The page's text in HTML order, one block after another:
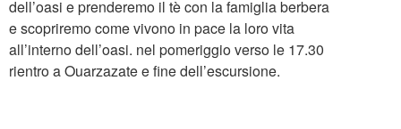
dell’oasi e prenderemo il tè con la famiglia berbera
e scopriremo come vivono in pace la loro vita
all’interno dell’oasi. nel pomeriggio verso le 17.30
rientro a Ouarzazate e fine dell’escursione.